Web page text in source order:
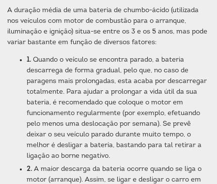
A duração média de uma bateria de chumbo-ácido (utilizada
nos veículos com motor de combustão para o arranque,
iluminação e ignição) situa-se entre os 3 e os 5 anos, mas pode
variar bastante em função de diversos fatores:
1. Quando o veículo se encontra parado, a bateria
descarrega de forma gradual, pelo que, no caso de
paragens mais prolongadas, esta acaba por descarregar
totalmente. Para ajudar a prolongar a vida útil da sua
bateria, é recomendado que coloque o motor em
funcionamento regularmente (por exemplo, efetuando
pelo menos uma deslocação por semana). Se prevê
deixar o seu veículo parado durante muito tempo, o
melhor é desligar a bateria, bastando para tal retirar a
ligação ao borne negativo.
2. A maior descarga da bateria ocorre quando se liga o
motor (arranque). Assim, se ligar e desligar o carro em